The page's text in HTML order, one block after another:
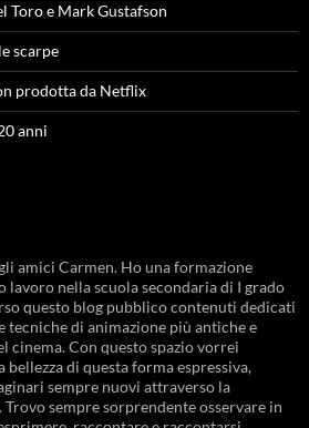
Toro e Mark Gustafson
scarpe
prodotta da Netflix
anni
amici Carmen. Ho una formazione
lavoro nella scuola secondaria di I grado
questo blog pubblico contenuti dedicati
tecniche di animazione più antiche e
cinema. Con questo spazio vorrei
di questa forma espressiva,
sempre nuovi attraverso la
sempre sorprendente osservare in